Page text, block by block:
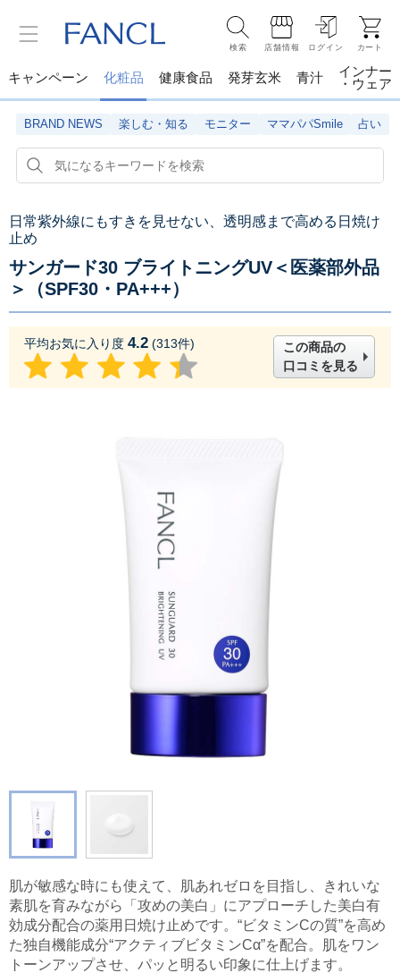
検索 店舗情報 ログイン カート
キャンペーン 化粧品 健康食品 発芽玄米 青汁
インナー
・ウェア
BRAND NEWS 楽しむ・知る モニター ママパパSmile 占い
日常紫外線にもすきを見せない、透明感まで高める日焼け
止め
サンガード30 ブライトニングUV＜医薬部外品
＞（SPF30・PA+++）
平均お気に入り度 4.2 (313件)
この商品の
口コミを見る
肌が敏感な時にも使えて、肌あれゼロを目指し、きれいな
素肌を育みながら「攻めの美白」にアプローチした美白有
効成分配合の薬用日焼け止めです。“ビタミンCの質”を高め
た独自機能成分“アクティブビタミンCα”を配合。肌をワン
トーンアップさせ、パッと明るい印象に仕上げます。